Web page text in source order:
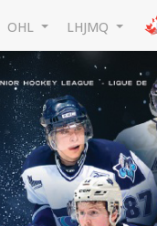
OHL LHJMQ